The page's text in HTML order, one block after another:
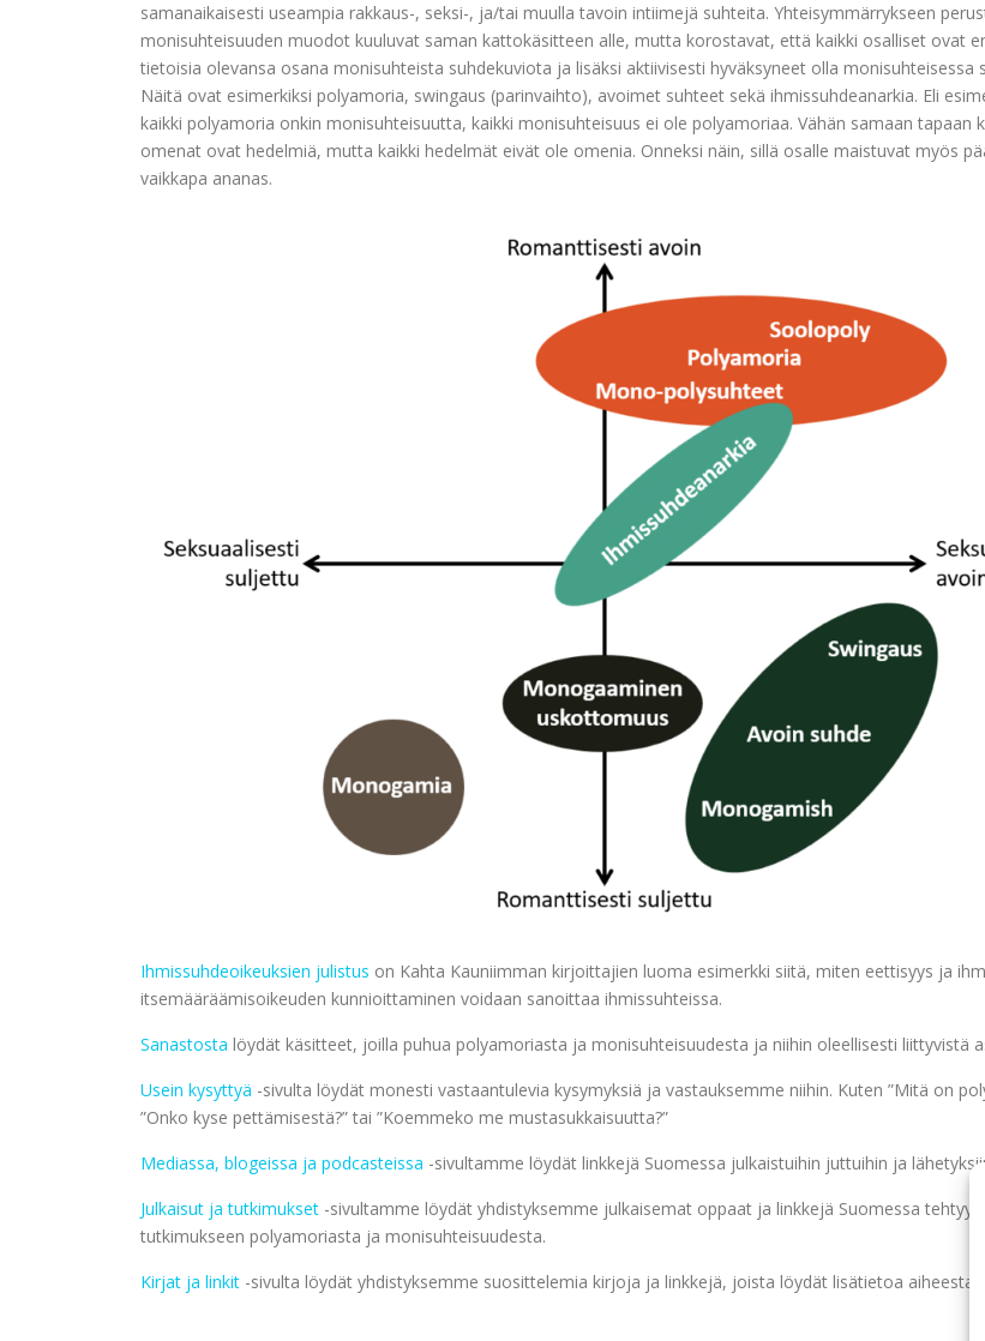
samanaikaisesti useampia rakkaus-, seksi-, ja/tai muulla tavoin intiimejä suhteita. Yhteisymmärrykseen
monisuhteisuuden muodot kuuluvat saman kattokäsitteen alle, mutta korostavat, että kaikki osalliset ovat
tietoisia olevansa osana monisuhteista suhdekuviota ja lisäksi aktiivisesti hyväksyneet olla monisuhteisessa
Näitä ovat esimerkiksi polyamoria, swingaus (parinvaihto), avoimet suhteet sekä ihmissuhdeanarkia. Eli
kaikki polyamoria onkin monisuhteisuutta, kaikki monisuhteisuus ei ole polyamoriaa. Vähän samaan tapaan
omenat ovat hedelmiä, mutta kaikki hedelmät eivät ole omenia. Onneksi näin, sillä osalle maistuvat myös
vaikkapa ananas.
Ihmissuhdeoikeuksien julistus on Kahta Kauniimman kirjoittajien luoma esimerkki siitä, miten eettisyys ja
itsemääräämisoikeuden kunnioittaminen voidaan sanoittaa ihmissuhteissa.
Sanastosta löydät käsitteet, joilla puhua polyamoriasta ja monisuhteisuudesta ja niihin oleellisesti liittyvistä
Usein kysyttyä -sivulta löydät monesti vastaantulevia kysymyksiä ja vastauksemme niihin. Kuten ”Mitä on
”Onko kyse pettämisestä?” tai ”Koemmeko me mustasukkaisuutta?”
Mediassa, blogeissa ja podcasteissa -sivultamme löydät linkkejä Suomessa julkaistuihin juttuihin ja
Julkaisut ja tutkimukset -sivultamme löydät yhdistyksemme julkaisemat oppaat ja linkkejä Suomessa tehtyyn
tutkimukseen polyamoriasta ja monisuhteisuudesta.
Kirjat ja linkit -sivulta löydät yhdistyksemme suosittelemia kirjoja ja linkkejä, joista löydät lisätietoa aiheesta.